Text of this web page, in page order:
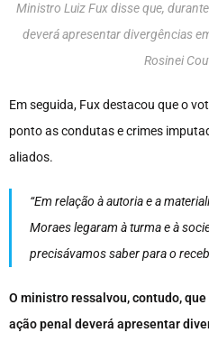
Ministro Luiz Fux disse que,
deverá apresentar divergências
Rosinei
Em seguida, Fux destacou que o
ponto as condutas e crimes
aliados.
“Em relação à autoria e a
Moraes legaram à turma e à
precisávamos saber para o
O ministro ressalvou, contudo,
ação penal deverá apresentar